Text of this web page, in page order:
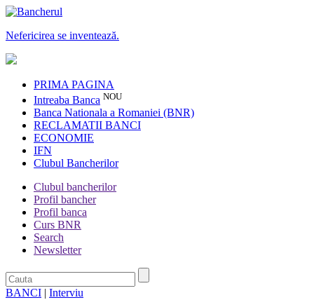
Nefericirea se inventează.
PRIMA PAGINA
Intreaba Banca NOU
Banca Nationala a Romaniei (BNR)
RECLAMATII BANCI
ECONOMIE
IFN
Clubul Bancherilor
Clubul bancherilor
Profil bancher
Profil banca
Curs BNR
Search
Newsletter
BANCI | Interviu